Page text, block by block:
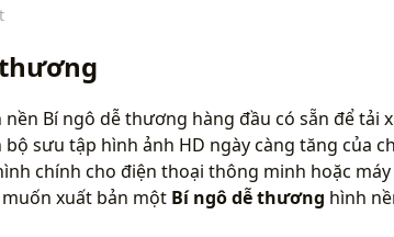
Bí ngô dễ thương hàng đầu có sẵn để tải
sưu tập hình ảnh HD ngày càng tăng của
chính cho điện thoại thông minh hoặc
xuất bản một Bí ngô dễ thương hình